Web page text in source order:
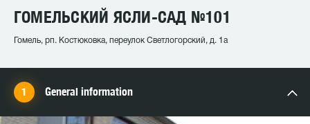
ГОМЕЛЬСКИЙ ЯСЛИ-САД №101
Гомель, рп. Костюковка, переулок Светлогорский, д. 1а
General information